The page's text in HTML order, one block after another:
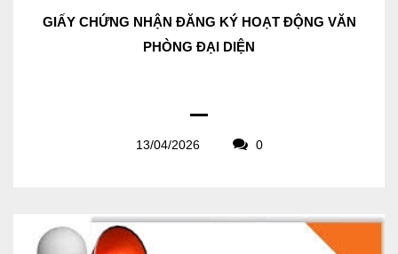
GIẤY CHỨNG NHẬN ĐĂNG KÝ HOẠT ĐỘNG VĂN
PHÒNG ĐẠI DIỆN
13/04/2026 0